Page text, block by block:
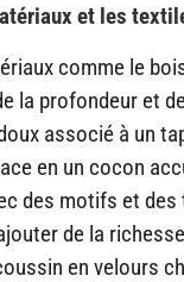
et les
comme le
la profondeur et
associé à un
en un cocon
des motifs et des
de la
en velours